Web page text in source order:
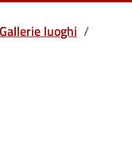
Gallerie luoghi /
di